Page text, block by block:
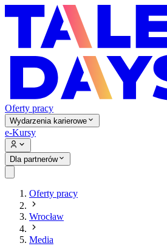
Oferty pracy
Wydarzenia karierowe
e-Kursy
Dla partnerów
Oferty pracy
Wrocław
Media